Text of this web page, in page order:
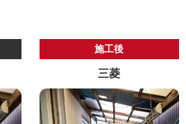
施工後
三菱